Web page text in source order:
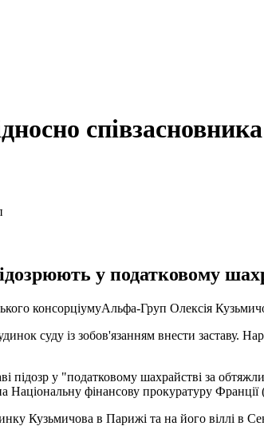
у податковому
консорціумуАльфа-Груп Олексія
суду із зобов'язанням внести заставу.
підозр у "податковому шахрайстві за
Національну фінансову прокуратуру Франції
Кузьмичова в Парижі та на його віллі в